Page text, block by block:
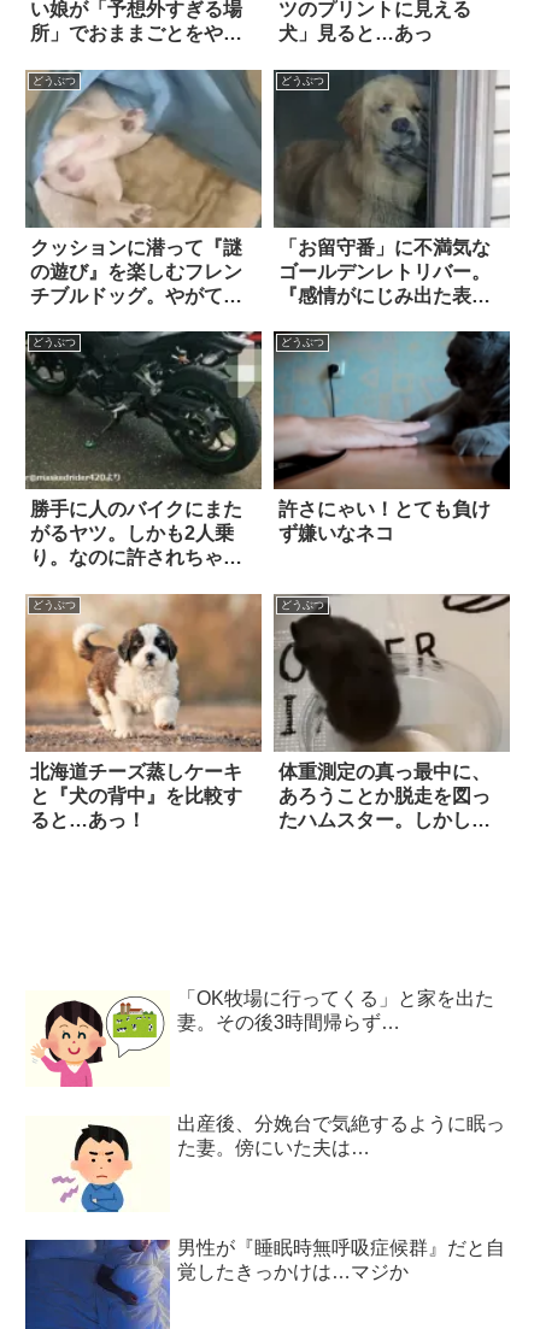
い娘が「予想外すぎる場
所」でおままごとをやっ
ツのプリントに見える
犬」見ると…あっ
どうぶつ
クッションに潜って『謎
の遊び』を楽しむフレン
チブルドッグ。やがて見
と…？
どうぶつ
「お留守番」に不満気な
ゴールデンレトリバー。
『感情がにじみ出た表
た！！
どうぶつ
勝手に人のバイクにまた
がるヤツ。しかも2人乗
り。なのに許されちゃう
どうぶつ
許さにゃい！とても負け
ず嫌いなネコ
どうぶつ
北海道チーズ蒸しケーキ
と『犬の背中』を比較す
ると…あっ！
どうぶつ
体重測定の真っ最中に、
あろうことか脱走を図っ
たハムスター。しかし…
「OK牧場に行ってくる」と家を出た
妻。その後3時間帰らず…
出産後、分娩台で気絶するように眠っ
た妻。傍にいた夫は…
男性が『睡眠時無呼吸症候群』だと自
覚したきっかけは…マジか